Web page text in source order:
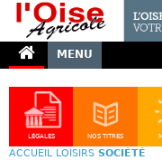
MENU
LÉGALES NOS TITRES
ACCUEIL LOISIRS SOCIÉTÉ